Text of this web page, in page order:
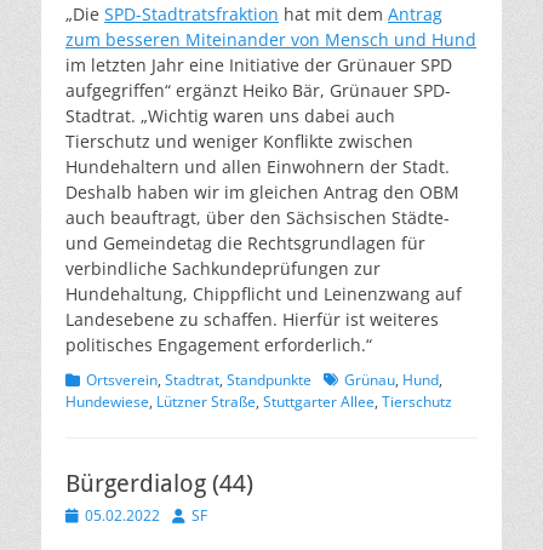
„Die SPD-Stadtratsfraktion hat mit dem Antrag
zum besseren Miteinander von Mensch und Hund
im letzten Jahr eine Initiative der Grünauer SPD
aufgegriffen“ ergänzt Heiko Bär, Grünauer SPD-
Stadtrat. „Wichtig waren uns dabei auch
Tierschutz und weniger Konflikte zwischen
Hundehaltern und allen Einwohnern der Stadt.
Deshalb haben wir im gleichen Antrag den OBM
auch beauftragt, über den Sächsischen Städte-
und Gemeindetag die Rechtsgrundlagen für
verbindliche Sachkundeprüfungen zur
Hundehaltung, Chippflicht und Leinenzwang auf
Landesebene zu schaffen. Hierfür ist weiteres
politisches Engagement erforderlich.“
Kategorien
Ortsverein, Stadtrat, Standpunkte Schlagworte
Grünau, Hund,
Hundewiese, Lützner Straße, Stuttgarter Allee, Tierschutz
Bürgerdialog (44)
Veröffentlicht
05.02.2022 Autor
SF